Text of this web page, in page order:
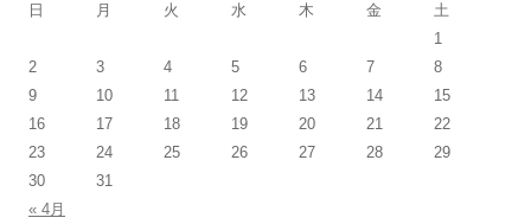
日
月 火 水 木 金
土
1
2
3 4 5 6 7
8
9
10 11 12 13 14
15
16
17 18 19 20 21
22
23
24 25 26 27 28
29
30
31
« 4月